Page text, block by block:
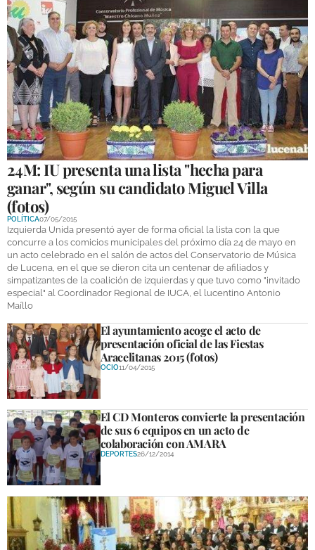
24M: IU presenta una lista "hecha para
ganar", según su candidato Miguel Villa
(fotos)
POLÍTICA07/05/2015
Izquierda Unida presentó ayer de forma oficial la lista con la que
concurre a los comicios municipales del próximo día 24 de mayo en
un acto celebrado en el salón de actos del Conservatorio de Música
de Lucena, en el que se dieron cita un centenar de afiliados y
simpatizantes de la coalición de izquierdas y que tuvo como "invitado
especial" al Coordinador Regional de IUCA, el lucentino Antonio
Maíllo
El ayuntamiento acoge el acto de
presentación oficial de las Fiestas
Aracelitanas 2015 (fotos)
OCIO11/04/2015
El CD Monteros convierte la presentación
de sus 6 equipos en un acto de
colaboración con AMARA
DEPORTES26/12/2014